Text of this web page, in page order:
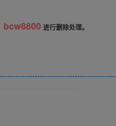
bcw8800 进行删除处理。